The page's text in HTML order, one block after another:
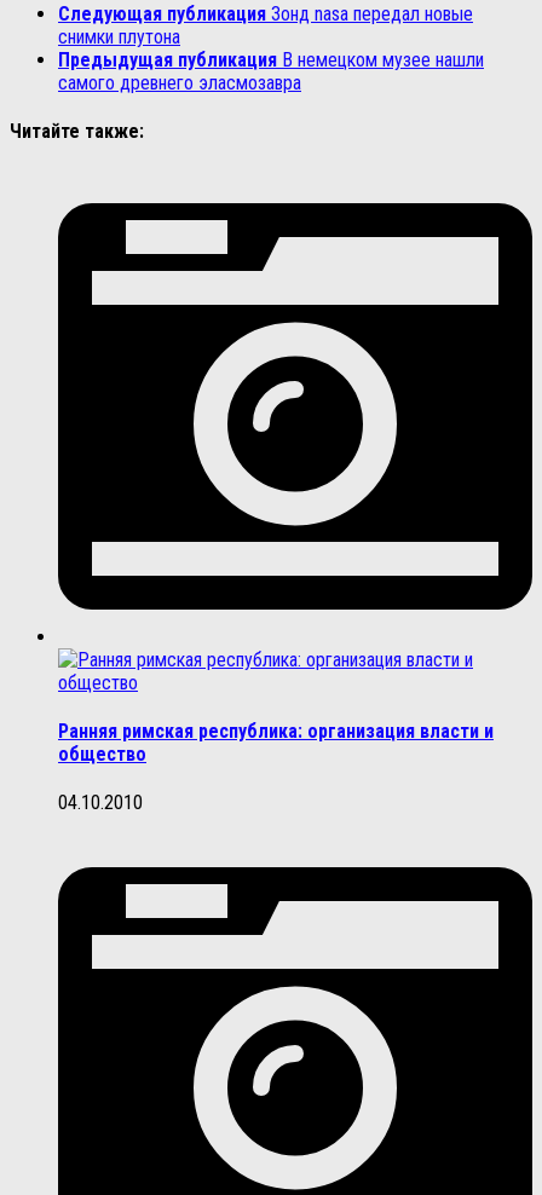
Следующая публикация Зонд nasa передал новые
снимки плутона
Предыдущая публикация В немецком музее нашли
самого древнего эласмозавра
Читайте также:
Ранняя римская республика: организация власти и
общество
04.10.2010